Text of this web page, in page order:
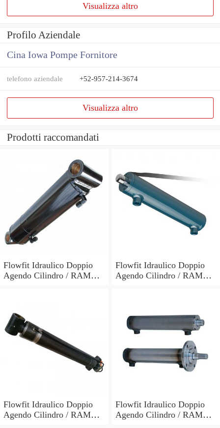
Visualizza altro
Profilo Aziendale
Cina Iowa Pompe Fornitore
telefono aziendale +52-957-214-3674
Visualizza altro
Prodotti raccomandati
Flowfit Idraulico Doppio
Agendo Cilindro / RAM
Flowfit Idraulico Doppio
Agendo Cilindro / RAM
Flowfit Idraulico Doppio
Agendo Cilindro / RAM
Flowfit Idraulico Doppio
Agendo Cilindro / RAM